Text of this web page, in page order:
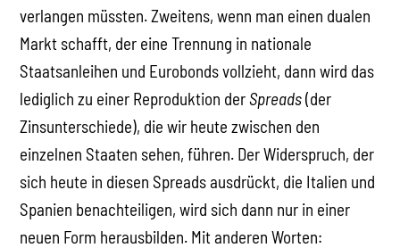
verlangen müssten. Zweitens, wenn man einen dualen
Markt schafft, der eine Trennung in nationale
Staatsanleihen und Eurobonds vollzieht, dann wird das
lediglich zu einer Reproduktion der Spreads(der
Zinsunterschiede), die wir heute zwischen den
einzelnen Staaten sehen, führen. Der Widerspruch, der
sich heute in diesen Spreads ausdrückt, die Italien und
Spanien benachteiligen, wird sich dann nur in einer
neuen Form herausbilden. Mit anderen Worten: